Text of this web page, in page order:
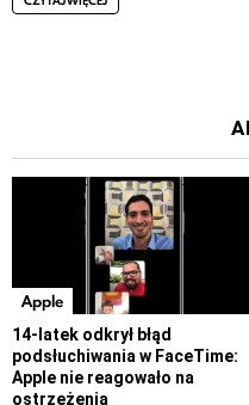
Apple
14-latek odkrył błąd
podsłuchiwania w FaceTime:
Apple nie reagowało na
ostrzeżenia